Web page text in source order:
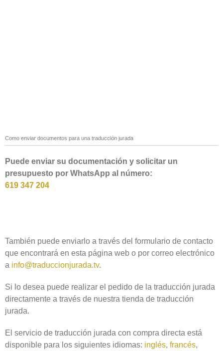
Como enviar documentos para una traducción jurada
Puede enviar su documentación y solicitar un
presupuesto por WhatsApp al número:
619 347 204
También puede enviarlo a través del formulario de contacto
que encontrará en esta página web o por correo electrónico
a info@traduccionjurada.tv.
Si lo desea puede realizar el pedido de la traducción jurada
directamente a través de nuestra tienda de traducción
jurada.
El servicio de traducción jurada con compra directa está
disponible para los siguientes idiomas: inglés, francés,